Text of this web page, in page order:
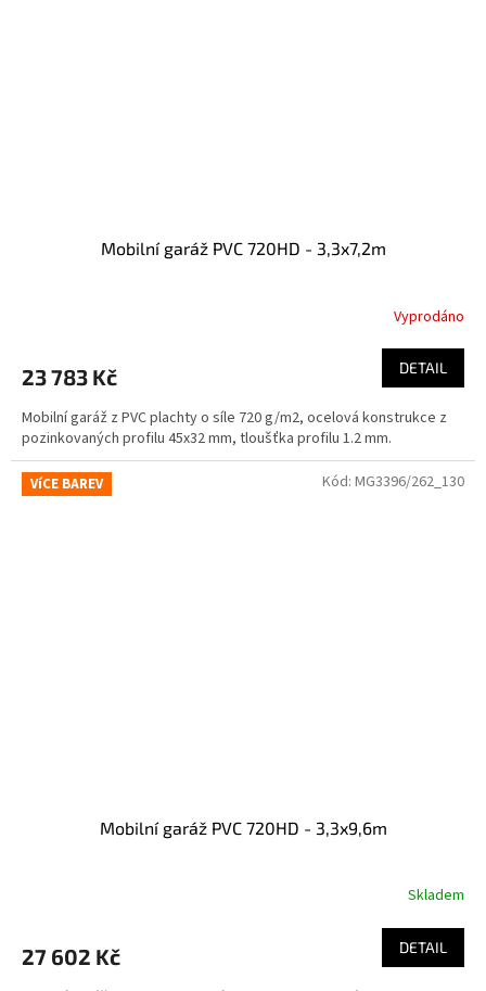
Mobilní garáž PVC 720HD - 3,3x7,2m
Vyprodáno
23 783 Kč DETAIL
Mobilní garáž z PVC plachty o síle 720 g/m2, ocelová konstrukce z
pozinkovaných profilu 45x32 mm, tloušťka profilu 1.2 mm.
VíCE BAREV
Mobilní garáž PVC 720HD - 3,3x9,6m
Skladem
27 602 Kč DETAIL
Kód: MG3396/262_130